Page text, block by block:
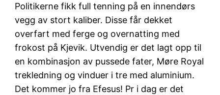
Politikerne fikk full tenning på en innendørs
vegg av stort kaliber. Disse får dekket
overfart med ferge og overnatting med
frokost på Kjevik. Utvendig er det lagt opp til
en kombinasjon av pussede fater, Møre Royal
trekledning og vinduer i tre med aluminium.
Det kommer jo fra Efesus! Pr i dag er det